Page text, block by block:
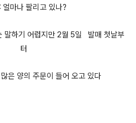
얼마나 팔리고 있나?
말하기 어렵지만 2월 5일 발매 첫날부
터
은 양의 주문이 들어 오고 있다